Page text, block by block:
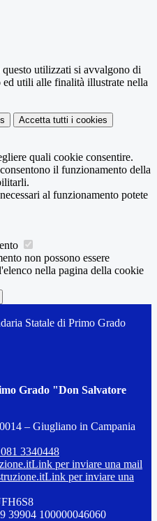
utilizzati si avvalgono di
ed utili alle finalità illustrate nella
Accetta tutti i cookies
quali cookie consentire.
il funzionamento della
al funzionamento potete
non possono essere
nella pagina della cookie
Statale di Primo Grado
Grado "Don Salvatore
– Giugliano in Campania
3340448
Link per inviare una mail
Link per inviare una
39904 100000046060